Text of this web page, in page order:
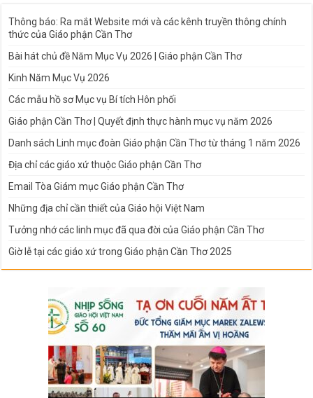
Thông báo: Ra mắt Website mới và các kênh truyền thông chính
thức của Giáo phận Cần Thơ
Bài hát chủ đề Năm Mục Vụ 2026 | Giáo phận Cần Thơ
Kinh Năm Mục Vụ 2026
Các mẫu hồ sơ Mục vụ Bí tích Hôn phối
Giáo phận Cần Thơ | Quyết định thực hành mục vụ năm 2026
Danh sách Linh mục đoàn Giáo phận Cần Thơ từ tháng 1 năm 2026
Địa chỉ các giáo xứ thuộc Giáo phận Cần Thơ
Email Tòa Giám mục Giáo phận Cần Thơ
Những địa chỉ cần thiết của Giáo hội Việt Nam
Tưởng nhớ các linh mục đã qua đời của Giáo phận Cần Thơ
Giờ lễ tại các giáo xứ trong Giáo phận Cần Thơ 2025